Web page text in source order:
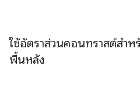
ใช้อัตราส่วนคอนทราสต์สำ
พื้นหลัง